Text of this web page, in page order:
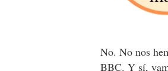
No. No nos
BBC. Y sí,